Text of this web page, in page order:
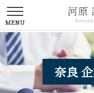
奈良